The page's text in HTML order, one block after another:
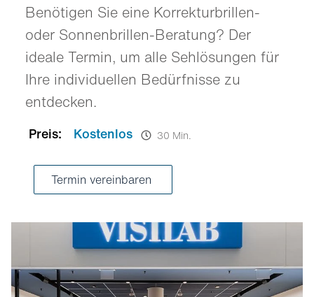
Benötigen Sie eine Korrekturbrillen-
oder Sonnenbrillen-Beratung? Der
ideale Termin, um alle Sehlösungen für
Ihre individuellen Bedürfnisse zu
entdecken.
Preis: Kostenlos 30 Min.
Termin vereinbaren